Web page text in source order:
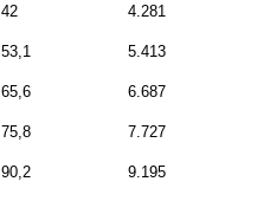
42 4.281
53,1 5.413
65,6 6.687
75,8 7.727
90,2 9.195